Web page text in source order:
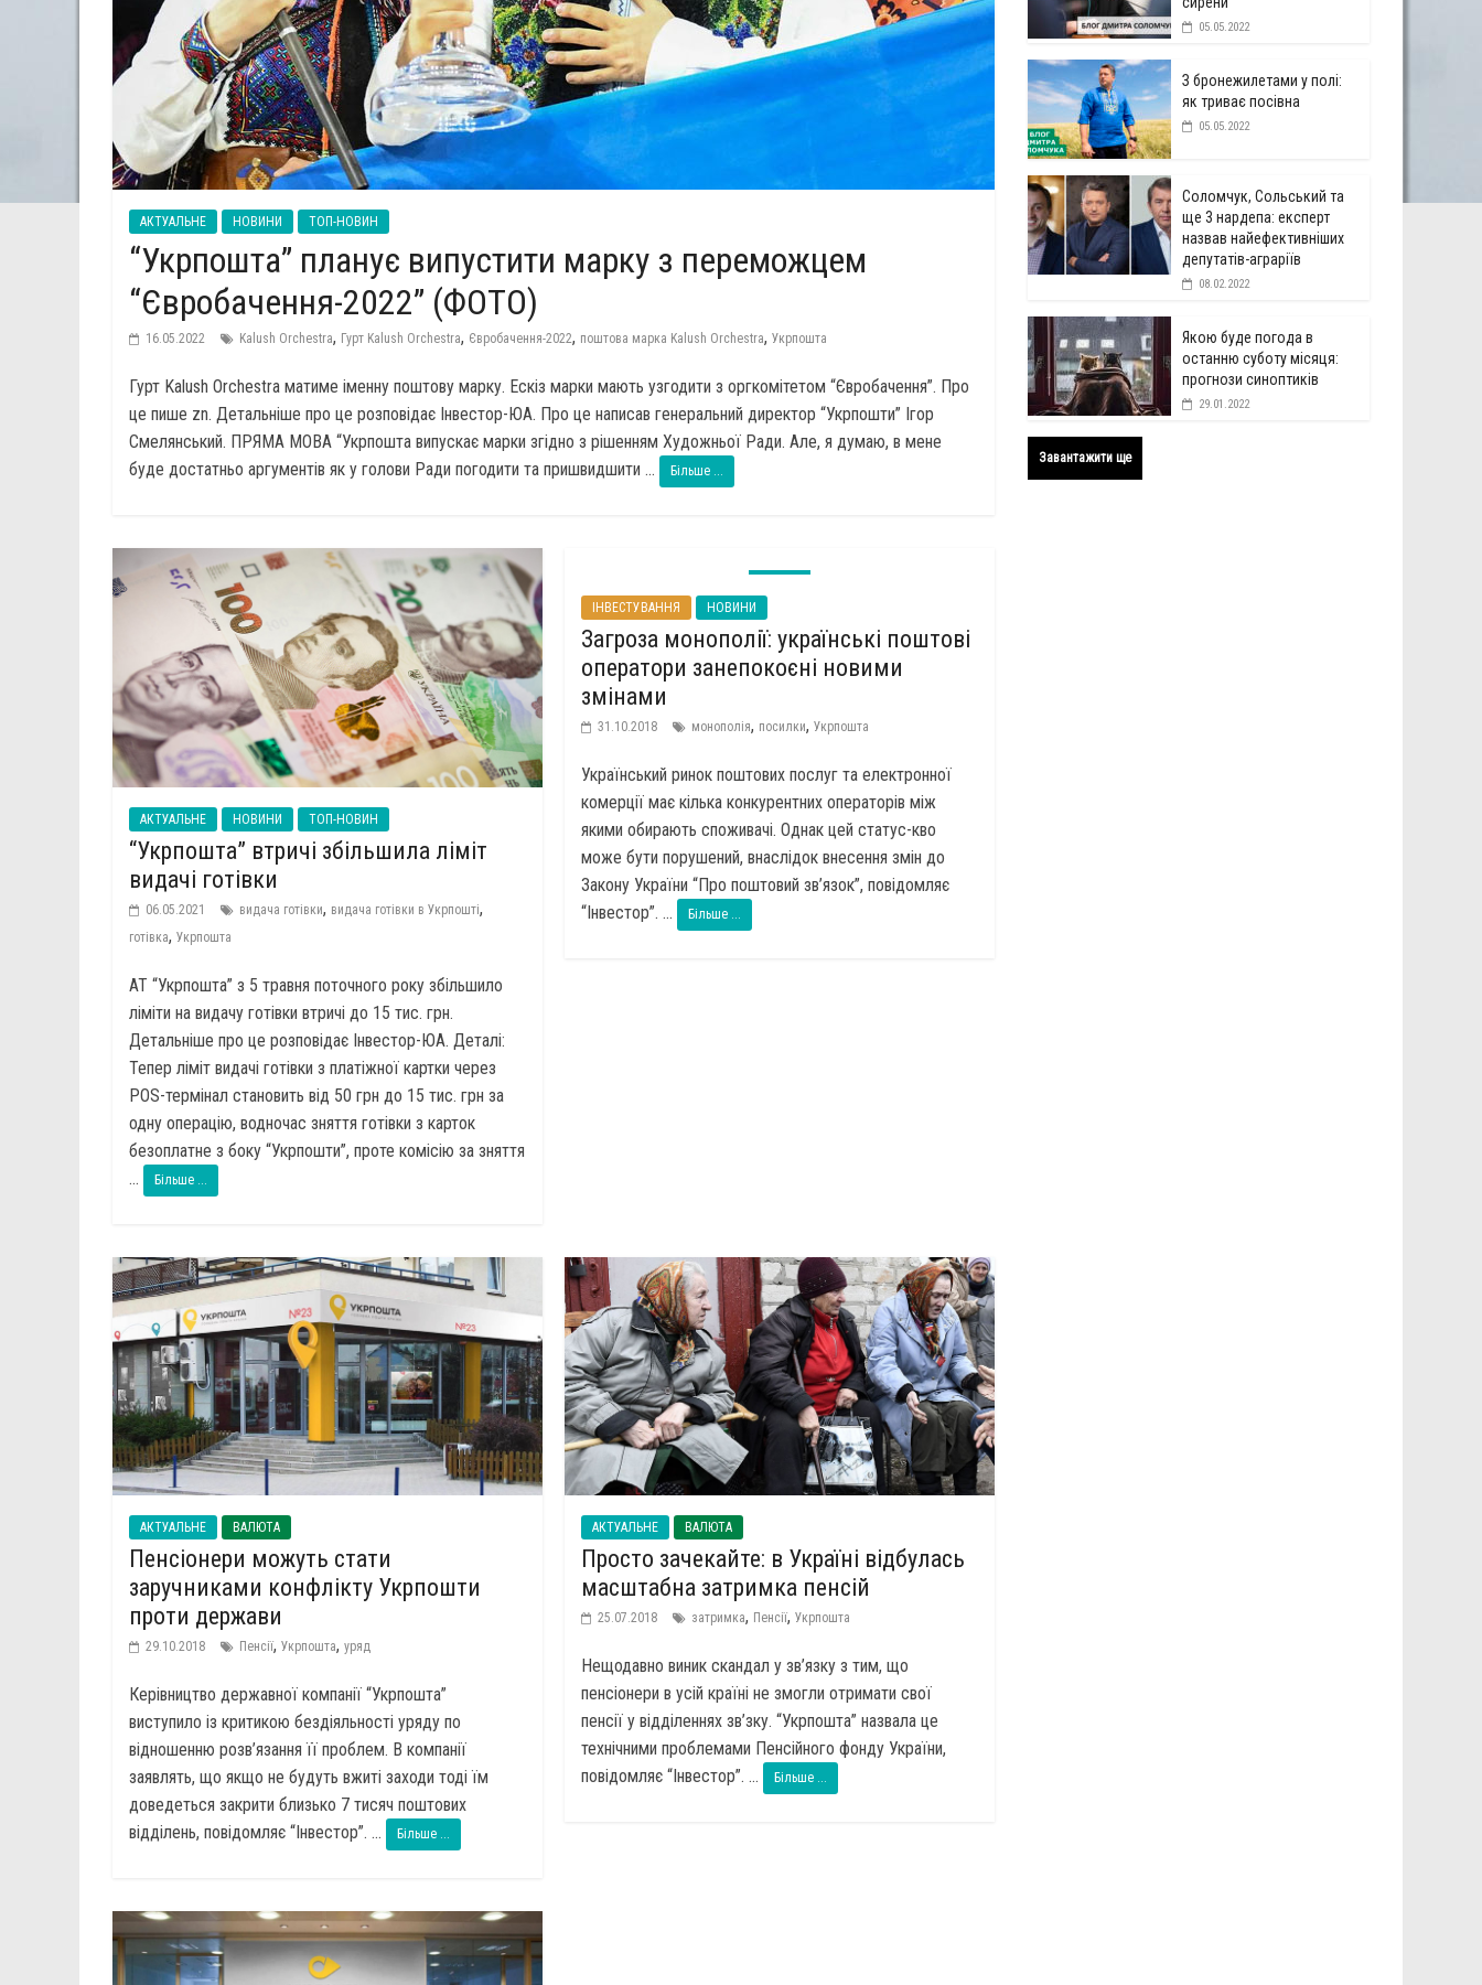
АКТУАЛЬНЕ НОВИНИ ТОП-НОВИН
“Укрпошта” планує випустити марку з переможцем
“Євробачення-2022” (ФОТО)
16.05.2022 Kalush Orchestra, Гурт Kalush Orchestra, Євробачення-2022, поштова марка Kalush Orchestra, Укрпошта
Гурт Kalush Orchestra матиме іменну поштову марку. Ескіз марки мають узгодити з оргкомітетом “Євробачення”. Про
це пише zn. Детальніше про це розповідає Інвестор-ЮА. Про це написав генеральний директор “Укрпошти” Ігор
Смелянський. ПРЯМА МОВА “Укрпошта випускає марки згідно з рішенням Художньої Ради. Але, я думаю, в мене
буде достатньо аргументів як у голови Ради погодити та пришвидшити ...
Більше ...
АКТУАЛЬНЕ НОВИНИ ТОП-НОВИН
“Укрпошта” втричі збільшила ліміт
видачі готівки
06.05.2021 видача готівки, видача готівки в Укрпошті,
готівка, Укрпошта
АТ “Укрпошта” з 5 травня поточного року збільшило
ліміти на видачу готівки втричі до 15 тис. грн.
Детальніше про це розповідає Інвестор-ЮА. Деталі:
Тепер ліміт видачі готівки з платіжної картки через
POS-термінал становить від 50 грн до 15 тис. грн за
одну операцію, водночас зняття готівки з карток
безоплатне з боку “Укрпошти”, проте комісію за зняття
...
Більше ...
ІНВЕСТУВАННЯ НОВИНИ
Загроза монополії: українські поштові
оператори занепокоєні новими
змінами
31.10.2018 монополія, посилки,Укрпошта
Український ринок поштових послуг та електронної
комерції має кілька конкурентних операторів між
якими обирають споживачі. Однак цей статус-кво
може бути порушений, внаслідок внесення змін до
Закону України “Про поштовий зв’язок”, повідомляє
“Інвестор”. ...
Більше ...
АКТУАЛЬНЕ ВАЛЮТА
Пенсіонери можуть стати
заручниками конфлікту Укрпошти
проти держави
29.10.2018 Пенсії, Укрпошта, уряд
Керівництво державної компанії “Укрпошта”
виступило із критикою бездіяльності уряду по
відношенню розв’язання її проблем. В компанії
заявлять, що якщо не будуть вжиті заходи тоді їм
доведеться закрити близько 7 тисяч поштових
відділень, повідомляє “Інвестор”. ...
Більше ...
АКТУАЛЬНЕ ВАЛЮТА
Просто зачекайте: в Україні відбулась
масштабна затримка пенсій
25.07.2018 затримка, Пенсії,Укрпошта
Нещодавно виник скандал у зв’язку з тим, що
пенсіонери в усій країні не змогли отримати свої
пенсії у відділеннях зв’зку. “Укрпошта” назвала це
технічними проблемами Пенсійного фонду України,
повідомляє “Інвестор”. ...
Більше ...
05.05.2022
З бронежилетами у полі:
як триває посівна
05.05.2022
Соломчук, Сольський та
ще 3 нардепа: експерт
назвав найефективніших
депутатів-аграріїв
08.02.2022
Якою буде погода в
останню суботу місяця:
прогнози синоптиків
29.01.2022
Завантажити ще